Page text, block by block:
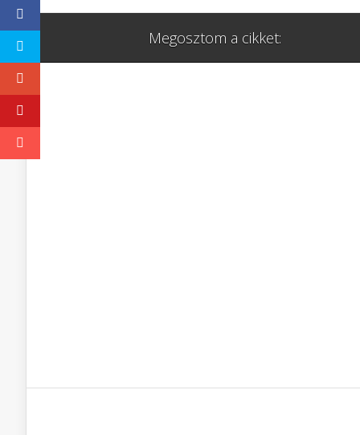
Megosztom a cikket: